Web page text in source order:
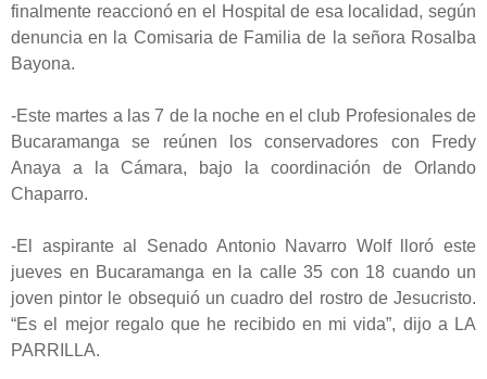
finalmente reaccionó en el Hospital de esa localidad, según
denuncia en la Comisaria de Familia de la señora Rosalba
Bayona.
-Este martes a las 7 de la noche en el club Profesionales de
Bucaramanga se reúnen los conservadores con Fredy
Anaya a la Cámara, bajo la coordinación de Orlando
Chaparro.
-El aspirante al Senado Antonio Navarro Wolf lloró este
jueves en Bucaramanga en la calle 35 con 18 cuando un
joven pintor le obsequió un cuadro del rostro de Jesucristo.
“Es el mejor regalo que he recibido en mi vida”, dijo a LA
PARRILLA.